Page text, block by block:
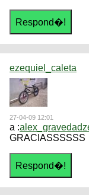
ezequiel_caleta
27-04-09 12:01
a :
GRACIASSSSSS